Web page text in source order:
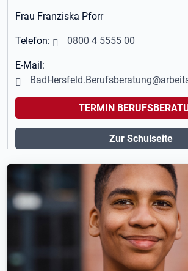
Frau Franziska Pforr
Telefon: 0800 4 5555 00
E-Mail:
TERMIN
Zur Schulseite